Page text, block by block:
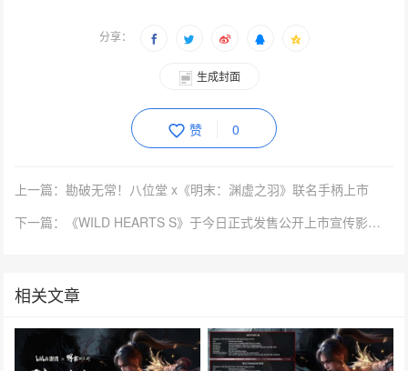
分享：
生成封面
赞 0
上一篇：勘破无常！八位堂 x《明末：渊虚之羽》联名手柄上市
下一篇：《WILD HEARTS S》于今日正式发售公开上市宣传影片！
相关文章